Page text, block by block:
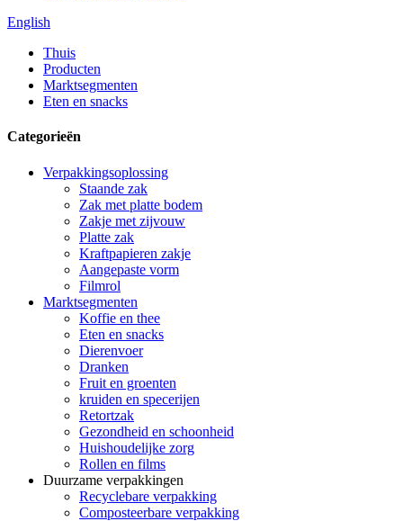
English
Thuis
Producten
Marktsegmenten
Eten en snacks
Categorieën
Verpakkingsoplossing
Staande zak
Zak met platte bodem
Zakje met zijvouw
Platte zak
Kraftpapieren zakje
Aangepaste vorm
Filmrol
Marktsegmenten
Koffie en thee
Eten en snacks
Dierenvoer
Dranken
Fruit en groenten
kruiden en specerijen
Retortzak
Gezondheid en schoonheid
Huishoudelijke zorg
Rollen en films
Duurzame verpakkingen
Recyclebare verpakking
Composteerbare verpakking